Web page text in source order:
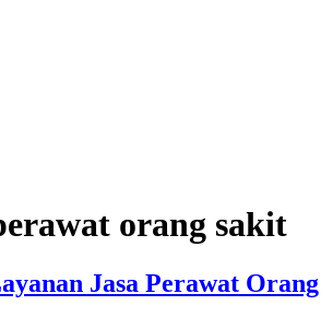
orang sakit
Jasa Perawat Orang